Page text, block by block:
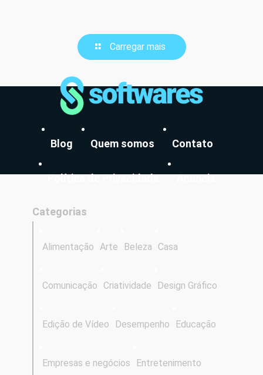
Carregar mais
Blog Quem somos Contato
Política de Privacidade Anuncie
Categorias
Alimentação Arte Beleza Casa
Comunicação Criatividade Design Gráfico
Edição de Vídeo Desempenho Educação
Empresas e negócios Entretenimento